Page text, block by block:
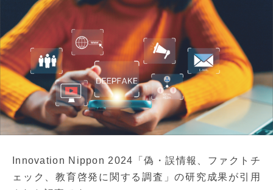
Innovation Nippon 2024「偽・誤情報、ファクトチ
ェック、教育啓発に関する調査」の研究成果が引用